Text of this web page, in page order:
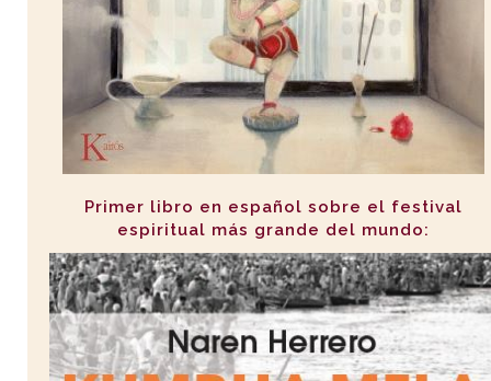
Primer libro en español sobre el festival
espiritual más grande del mundo: